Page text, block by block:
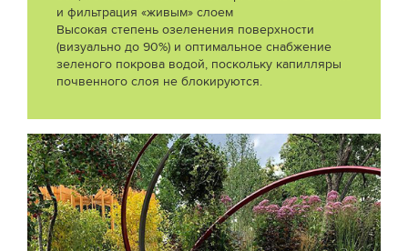
и фильтрация «живым» слоем
Высокая степень озеленения поверхности
(визуально до 90%) и оптимальное снабжение
зеленого покрова водой, поскольку капилляры
почвенного слоя не блокируются.